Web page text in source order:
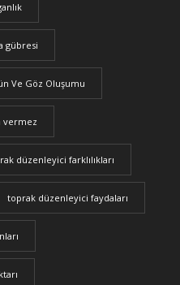
gübresi
Ve Göz Oluşumu
vermez
düzenleyici farklılıkları
toprak düzenleyici faydaları